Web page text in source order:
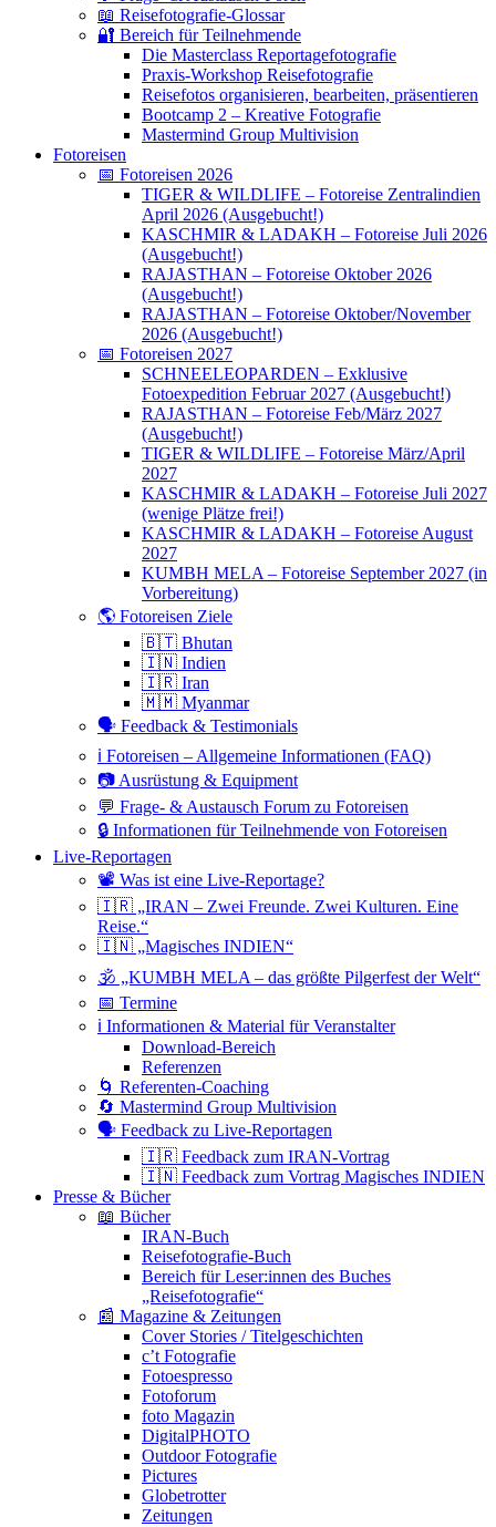
📖 Reisefotografie-Glossar
🔐 Bereich für Teilnehmende
Die Masterclass Reportagefotografie
Praxis-Workshop Reisefotografie
Reisefotos organisieren, bearbeiten, präsentieren
Bootcamp 2 – Kreative Fotografie
Mastermind Group Multivision
Fotoreisen
📅 Fotoreisen 2026
TIGER & WILDLIFE – Fotoreise Zentralindien
April 2026 (Ausgebucht!)
KASCHMIR & LADAKH – Fotoreise Juli 2026
(Ausgebucht!)
RAJASTHAN – Fotoreise Oktober 2026
(Ausgebucht!)
RAJASTHAN – Fotoreise Oktober/November
2026 (Ausgebucht!)
📅 Fotoreisen 2027
SCHNEELEOPARDEN – Exklusive
Fotoexpedition Februar 2027 (Ausgebucht!)
RAJASTHAN – Fotoreise Feb/März 2027
(Ausgebucht!)
TIGER & WILDLIFE – Fotoreise März/April
2027
KASCHMIR & LADAKH – Fotoreise Juli 2027
(wenige Plätze frei!)
KASCHMIR & LADAKH – Fotoreise August
2027
KUMBH MELA – Fotoreise September 2027 (in
Vorbereitung)
🌎 Fotoreisen Ziele
🇧🇹 Bhutan
🇮🇳 Indien
🇮🇷 Iran
🇲🇲 Myanmar
🗣 Feedback & Testimonials
ℹ️ Fotoreisen – Allgemeine Informationen (FAQ)
📷 Ausrüstung & Equipment
💬 Frage- & Austausch Forum zu Fotoreisen
🔒 Informationen für Teilnehmende von Fotoreisen
Live-Reportagen
📽 Was ist eine Live-Reportage?
🇮🇷 „IRAN – Zwei Freunde. Zwei Kulturen. Eine
Reise.“
🇮🇳 „Magisches INDIEN“
🕉 „KUMBH MELA – das größte Pilgerfest der Welt“
📅 Termine
ℹ️ Informationen & Material für Veranstalter
Download-Bereich
Referenzen
🌀 Referenten-Coaching
🔄 Mastermind Group Multivision
🗣 Feedback zu Live-Reportagen
🇮🇷 Feedback zum IRAN-Vortrag
🇮🇳 Feedback zum Vortrag Magisches INDIEN
Presse & Bücher
📖 Bücher
IRAN-Buch
Reisefotografie-Buch
Bereich für Leser:innen des Buches
„Reisefotografie“
📰 Magazine & Zeitungen
Cover Stories / Titelgeschichten
c’t Fotografie
Fotoespresso
Fotoforum
foto Magazin
DigitalPHOTO
Outdoor Fotografie
Pictures
Globetrotter
Zeitungen